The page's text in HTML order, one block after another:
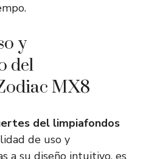
y
del
MX8
del limpiafondos
de uso y